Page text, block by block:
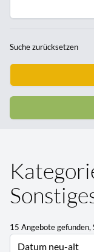
Suche zurücksetzen
15 Angebote gefunden,